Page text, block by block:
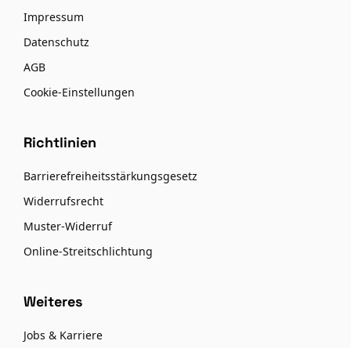
Impressum
Datenschutz
AGB
Cookie-Einstellungen
Richtlinien
Barrierefreiheitsstärkungsgesetz
Widerrufsrecht
Muster-Widerruf
Online-Streitschlichtung
Weiteres
Jobs & Karriere